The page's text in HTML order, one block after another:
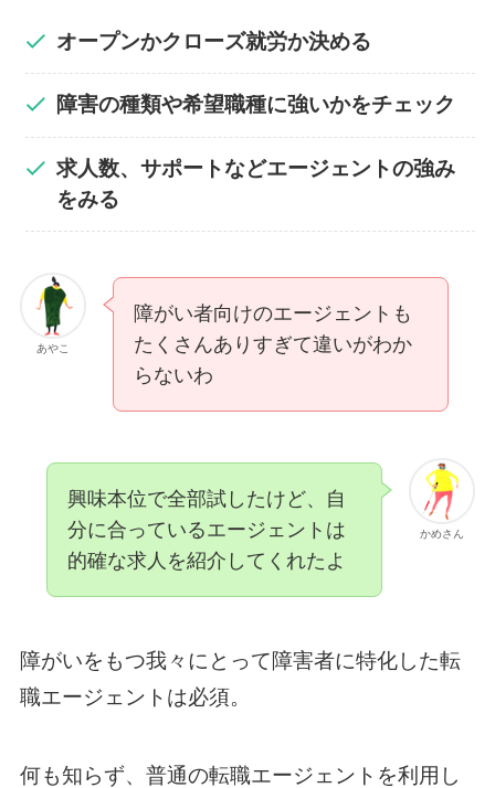
オープンかクローズ就労か決める
障害の種類や希望職種に強いかをチェック
求人数、サポートなどエージェントの強み
をみる
あやこ
障がい者向けのエージェントも
たくさんありすぎて違いがわか
らないわ
かめさん
興味本位で全部試したけど、自
分に合っているエージェントは
的確な求人を紹介してくれたよ
障がいをもつ我々にとって障害者に特化した転
職エージェントは必須。
何も知らず、普通の転職エージェントを利用し